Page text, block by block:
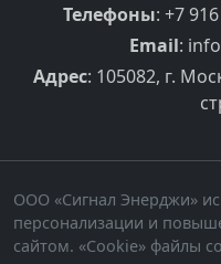
Телефоны: +7
Email:
Адрес: 105082, г.
ООО «Сигнал Энерджи»
персонализации и
сайтом. «Cookie» файлы